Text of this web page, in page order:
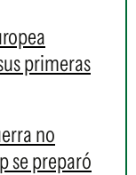
primeras
no
se preparó